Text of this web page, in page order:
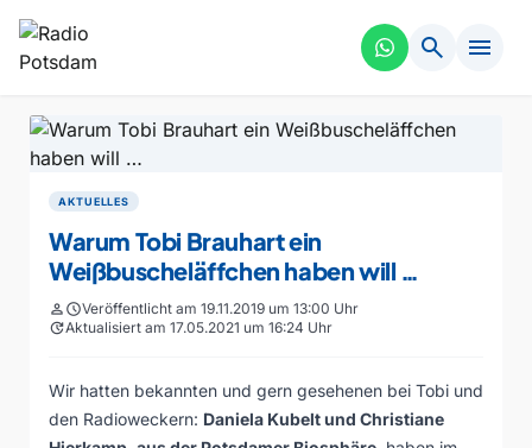
search menu
AKTUELLES
Warum Tobi Brauhart ein
Weißbuscheläffchen haben will …
personscheduleVeröffentlicht am 19.11.2019 um 13:00 Uhr
updateAktualisiert am 17.05.2021 um 16:24 Uhr
Wir hatten bekannten und gern gesehenen bei Tobi und
den Radioweckern: Daniela Kubelt und Christiane